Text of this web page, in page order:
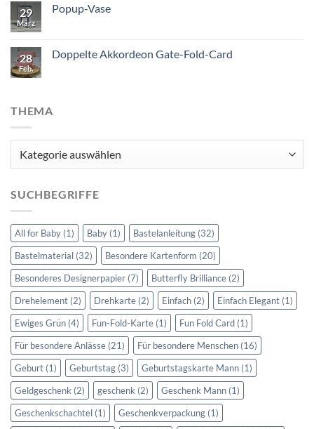
29
März
Popup-Vase
28
Feb.
Doppelte Akkordeon Gate-Fold-Card
THEMA
SUCHBEGRIFFE
All for Baby (1) Baby (1) Bastelanleitung (32)
Bastelmaterial (32) Besondere Kartenform (20)
Besonderes Designerpapier (7) Butterfly Brilliance (2)
Drehelement (2) Drehkarte (2) Einfach (2) Einfach Elegant (1)
Ewiges Grün (4) Fun-Fold-Karte (1) Fun Fold Card (1)
Für besondere Anlässe (21) Für besondere Menschen (16)
Geburt (1) Geburtstag (3) Geburtstagskarte Mann (1)
Geldgeschenk (2) geschenk (2) Geschenk Mann (1)
Geschenkschachtel (1) Geschenkverpackung (1)